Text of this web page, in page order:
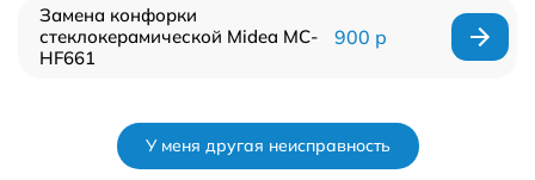
Замена конфорки
стеклокерамической Midea MC-
HF661
900 р
У меня другая неисправность